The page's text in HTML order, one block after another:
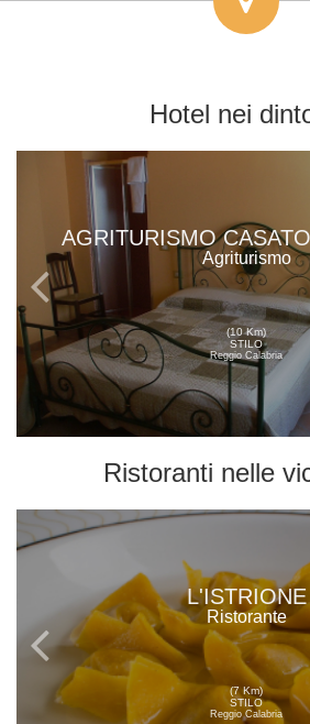
Hotel nei
AGRITURISMO
Agriturismo
(10 Km)
STILO
Reggio Calabria
Ristoranti nelle
L'ISTRIONE
Ristorante
(7 Km)
STILO
Reggio Calabria